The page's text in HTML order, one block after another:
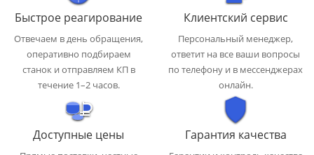
Быстрое реагирование
Отвечаем в день обращения,
оперативно подбираем
станок и отправляем КП в
течение 1–2 часов.
Клиентский сервис
Персональный менеджер,
ответит на все ваши вопросы
по телефону и в мессенджерах
онлайн.
Доступные цены Гарантия качества